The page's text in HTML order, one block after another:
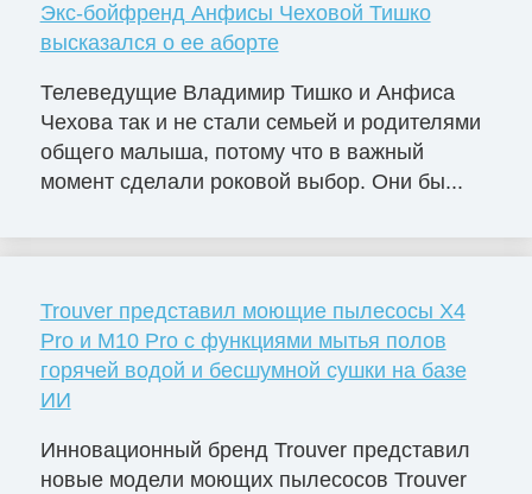
Экс-бойфренд Анфисы Чеховой Тишко
высказался о ее аборте
Телеведущие Владимир Тишко и Анфиса
Чехова так и не стали семьей и родителями
общего малыша, потому что в важный
момент сделали роковой выбор. Они бы...
Trouver представил моющие пылесосы X4
Pro и M10 Pro с функциями мытья полов
горячей водой и бесшумной сушки на базе
ИИ
Инновационный бренд Trouver представил
новые модели моющих пылесосов Trouver